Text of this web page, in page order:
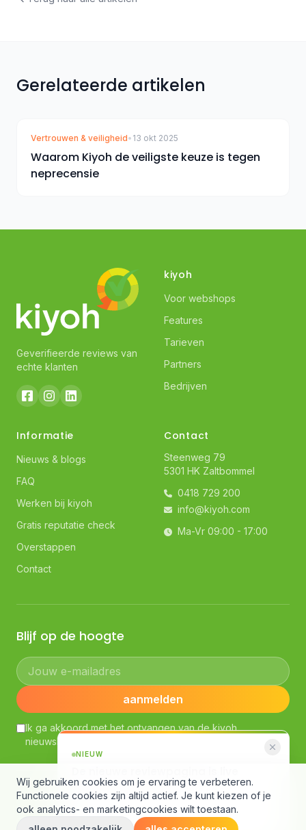
Gerelateerde artikelen
Vertrouwen & veiligheid• 13 okt 2025
Waarom Kiyoh de veiligste keuze is tegen
neprecensie
Geverifieerde reviews van
echte klanten
kiyoh
Voor webshops
Features
Tarieven
Partners
Bedrijven
Informatie
Nieuws & blogs
FAQ
Werken bij kiyoh
Gratis reputatie check
Overstappen
Contact
Contact
Steenweg 79
5301 HK Zaltbommel
0418 729 200
info@kiyoh.com
Ma-Vr 09:00 - 17:00
Blijf op de hoogte
Jouw e-mailadres
aanmelden
Ik ga akkoord met het ontvangen van de kiyoh
nieuwsbrief. Lees ons
© Kiyoh — Powered by Klantenvertellen bv
Algemene voorwaarden · Richtlijnen klantbeoordelingen
Privacybeleid Cookieverklaring
Wij gebruiken cookies om je ervaring te verbeteren.
Functionele cookies zijn altijd actief. Je kunt kiezen of je
ook analytics- en marketingcookies wilt toestaan.
NIEUW
AI-samenvatting, slimme filters en een
compleet nieuw design.